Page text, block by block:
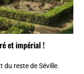
et impérial !
reste de Séville.